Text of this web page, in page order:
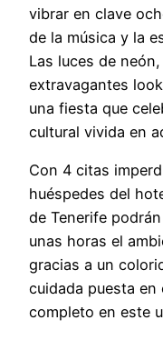
vibrar en clave
de la música y la
Las luces de
extravagantes
una fiesta que
cultural vivida en
Con 4 citas
huéspedes del
de Tenerife
unas horas el
gracias a un
cuidada puesta
completo en este